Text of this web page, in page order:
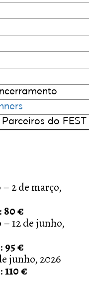
do FEST
2 de março,
80 €
– 12 de junho,
95 €
junho, 2026
110 €